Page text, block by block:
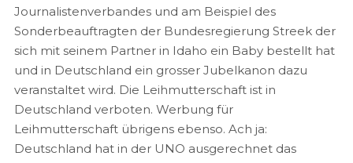
Journalistenverbandes und am Beispiel des
Sonderbeauftragten der Bundesregierung Streek der
sich mit seinem Partner in Idaho ein Baby bestellt hat
und in Deutschland ein grosser Jubelkanon dazu
veranstaltet wird. Die Leihmutterschaft ist in
Deutschland verboten. Werbung für
Leihmutterschaft übrigens ebenso. Ach ja:
Deutschland hat in der UNO ausgerechnet das